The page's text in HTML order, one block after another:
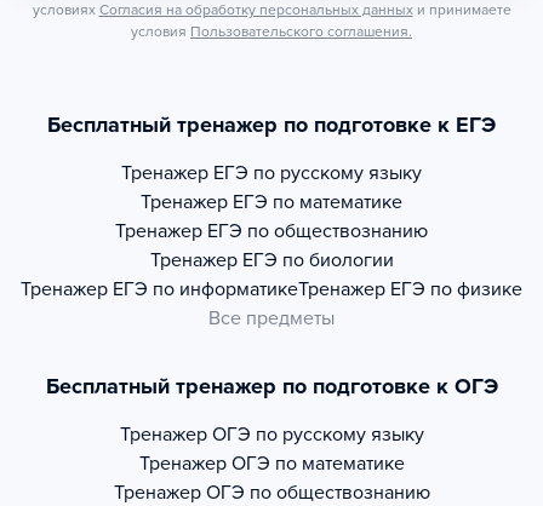
условиях Согласия на обработку персональных данных и принимаете
условия Пользовательского соглашения.
Бесплатный тренажер по подготовке к ЕГЭ
Тренажер ЕГЭ по русскому языку
Тренажер ЕГЭ по математике
Тренажер ЕГЭ по обществознанию
Тренажер ЕГЭ по биологии
Тренажер ЕГЭ по информатикеТренажер ЕГЭ по физике
Все предметы
Бесплатный тренажер по подготовке к ОГЭ
Тренажер ОГЭ по русскому языку
Тренажер ОГЭ по математике
Тренажер ОГЭ по обществознанию